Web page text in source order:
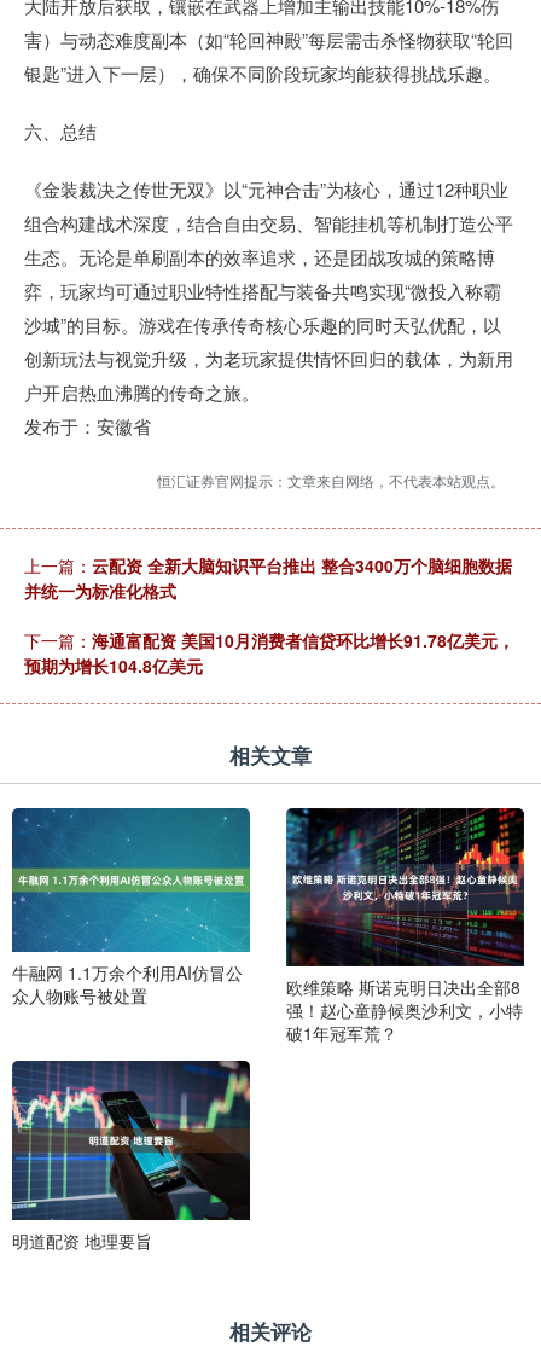
大陆开放后获取，镶嵌在武器上增加主输出技能10%-18%伤
害）与动态难度副本（如“轮回神殿”每层需击杀怪物获取“轮回
银匙”进入下一层），确保不同阶段玩家均能获得挑战乐趣。
六、总结
《金装裁决之传世无双》以“元神合击”为核心，通过12种职业
组合构建战术深度，结合自由交易、智能挂机等机制打造公平
生态。无论是单刷副本的效率追求，还是团战攻城的策略博
弈，玩家均可通过职业特性搭配与装备共鸣实现“微投入称霸
沙城”的目标。游戏在传承传奇核心乐趣的同时天弘优配，以
创新玩法与视觉升级，为老玩家提供情怀回归的载体，为新用
户开启热血沸腾的传奇之旅。
发布于：安徽省
恒汇证券官网提示：文章来自网络，不代表本站观点。
上一篇： 云配资 全新大脑知识平台推出 整合3400万个脑细胞数据
并统一为标准化格式
下一篇： 海通富配资 美国10月消费者信贷环比增长91.78亿美元，
预期为增长104.8亿美元
相关文章
牛融网 1.1万余个利用AI仿冒公
众人物账号被处置
欧维策略 斯诺克明日决出全部8
强！赵心童静候奥沙利文，小特
破1年冠军荒？
明道配资 地理要旨
相关评论